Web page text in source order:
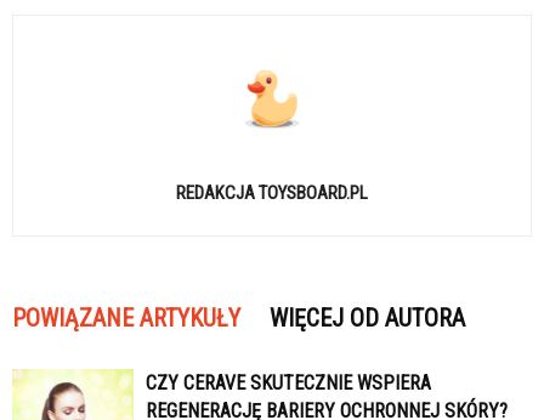
REDAKCJA TOYSBOARD.PL
POWIĄZANE ARTYKUŁY WIĘCEJ OD AUTORA
CZY CERAVE SKUTECZNIE WSPIERA
REGENERACJĘ BARIERY OCHRONNEJ SKÓRY?